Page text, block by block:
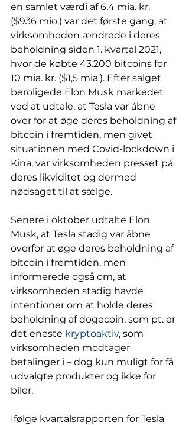
en samlet værdi af 6,4 mia. kr.
($936 mio.) var det første gang, at
virksomheden ændrede i deres
beholdning siden 1. kvartal 2021,
hvor de købte 43.200 bitcoins for
10 mia. kr. ($1,5 mia.). Efter salget
beroligede Elon Musk markedet
ved at udtale, at Tesla var åbne
over for at øge deres beholdning af
bitcoin i fremtiden, men givet
situationen med Covid-lockdown i
Kina, var virksomheden presset på
deres likviditet og dermed
nødsaget til at sælge.
Senere i oktober udtalte Elon
Musk, at Tesla stadig var åbne
overfor at øge deres beholdning af
bitcoin i fremtiden, men
informerede også om, at
virksomheden stadig havde
intentioner om at holde deres
beholdning af dogecoin, som pt. er
det eneste kryptoaktiv, som
virksomheden modtager
betalinger i – dog kun muligt for få
udvalgte produkter og ikke for
biler.
Ifølge kvartalsrapporten for Tesla